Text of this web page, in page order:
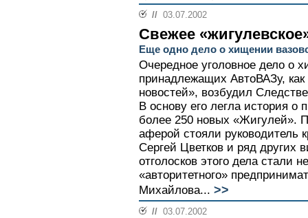
// 03.07.2002
Свежее
Еще одно дело о хищении
Очередное уголовное дело о
принадлежащих АвтоВАЗу, как
новостей», возбудил
В основу его легла история
более 250 новых «Жигулей».
аферой стояли
Сергей Цветков и ряд других
отголосков этого дела стали
«авторитетного»
Михайлова... >>
// 03.07.2002